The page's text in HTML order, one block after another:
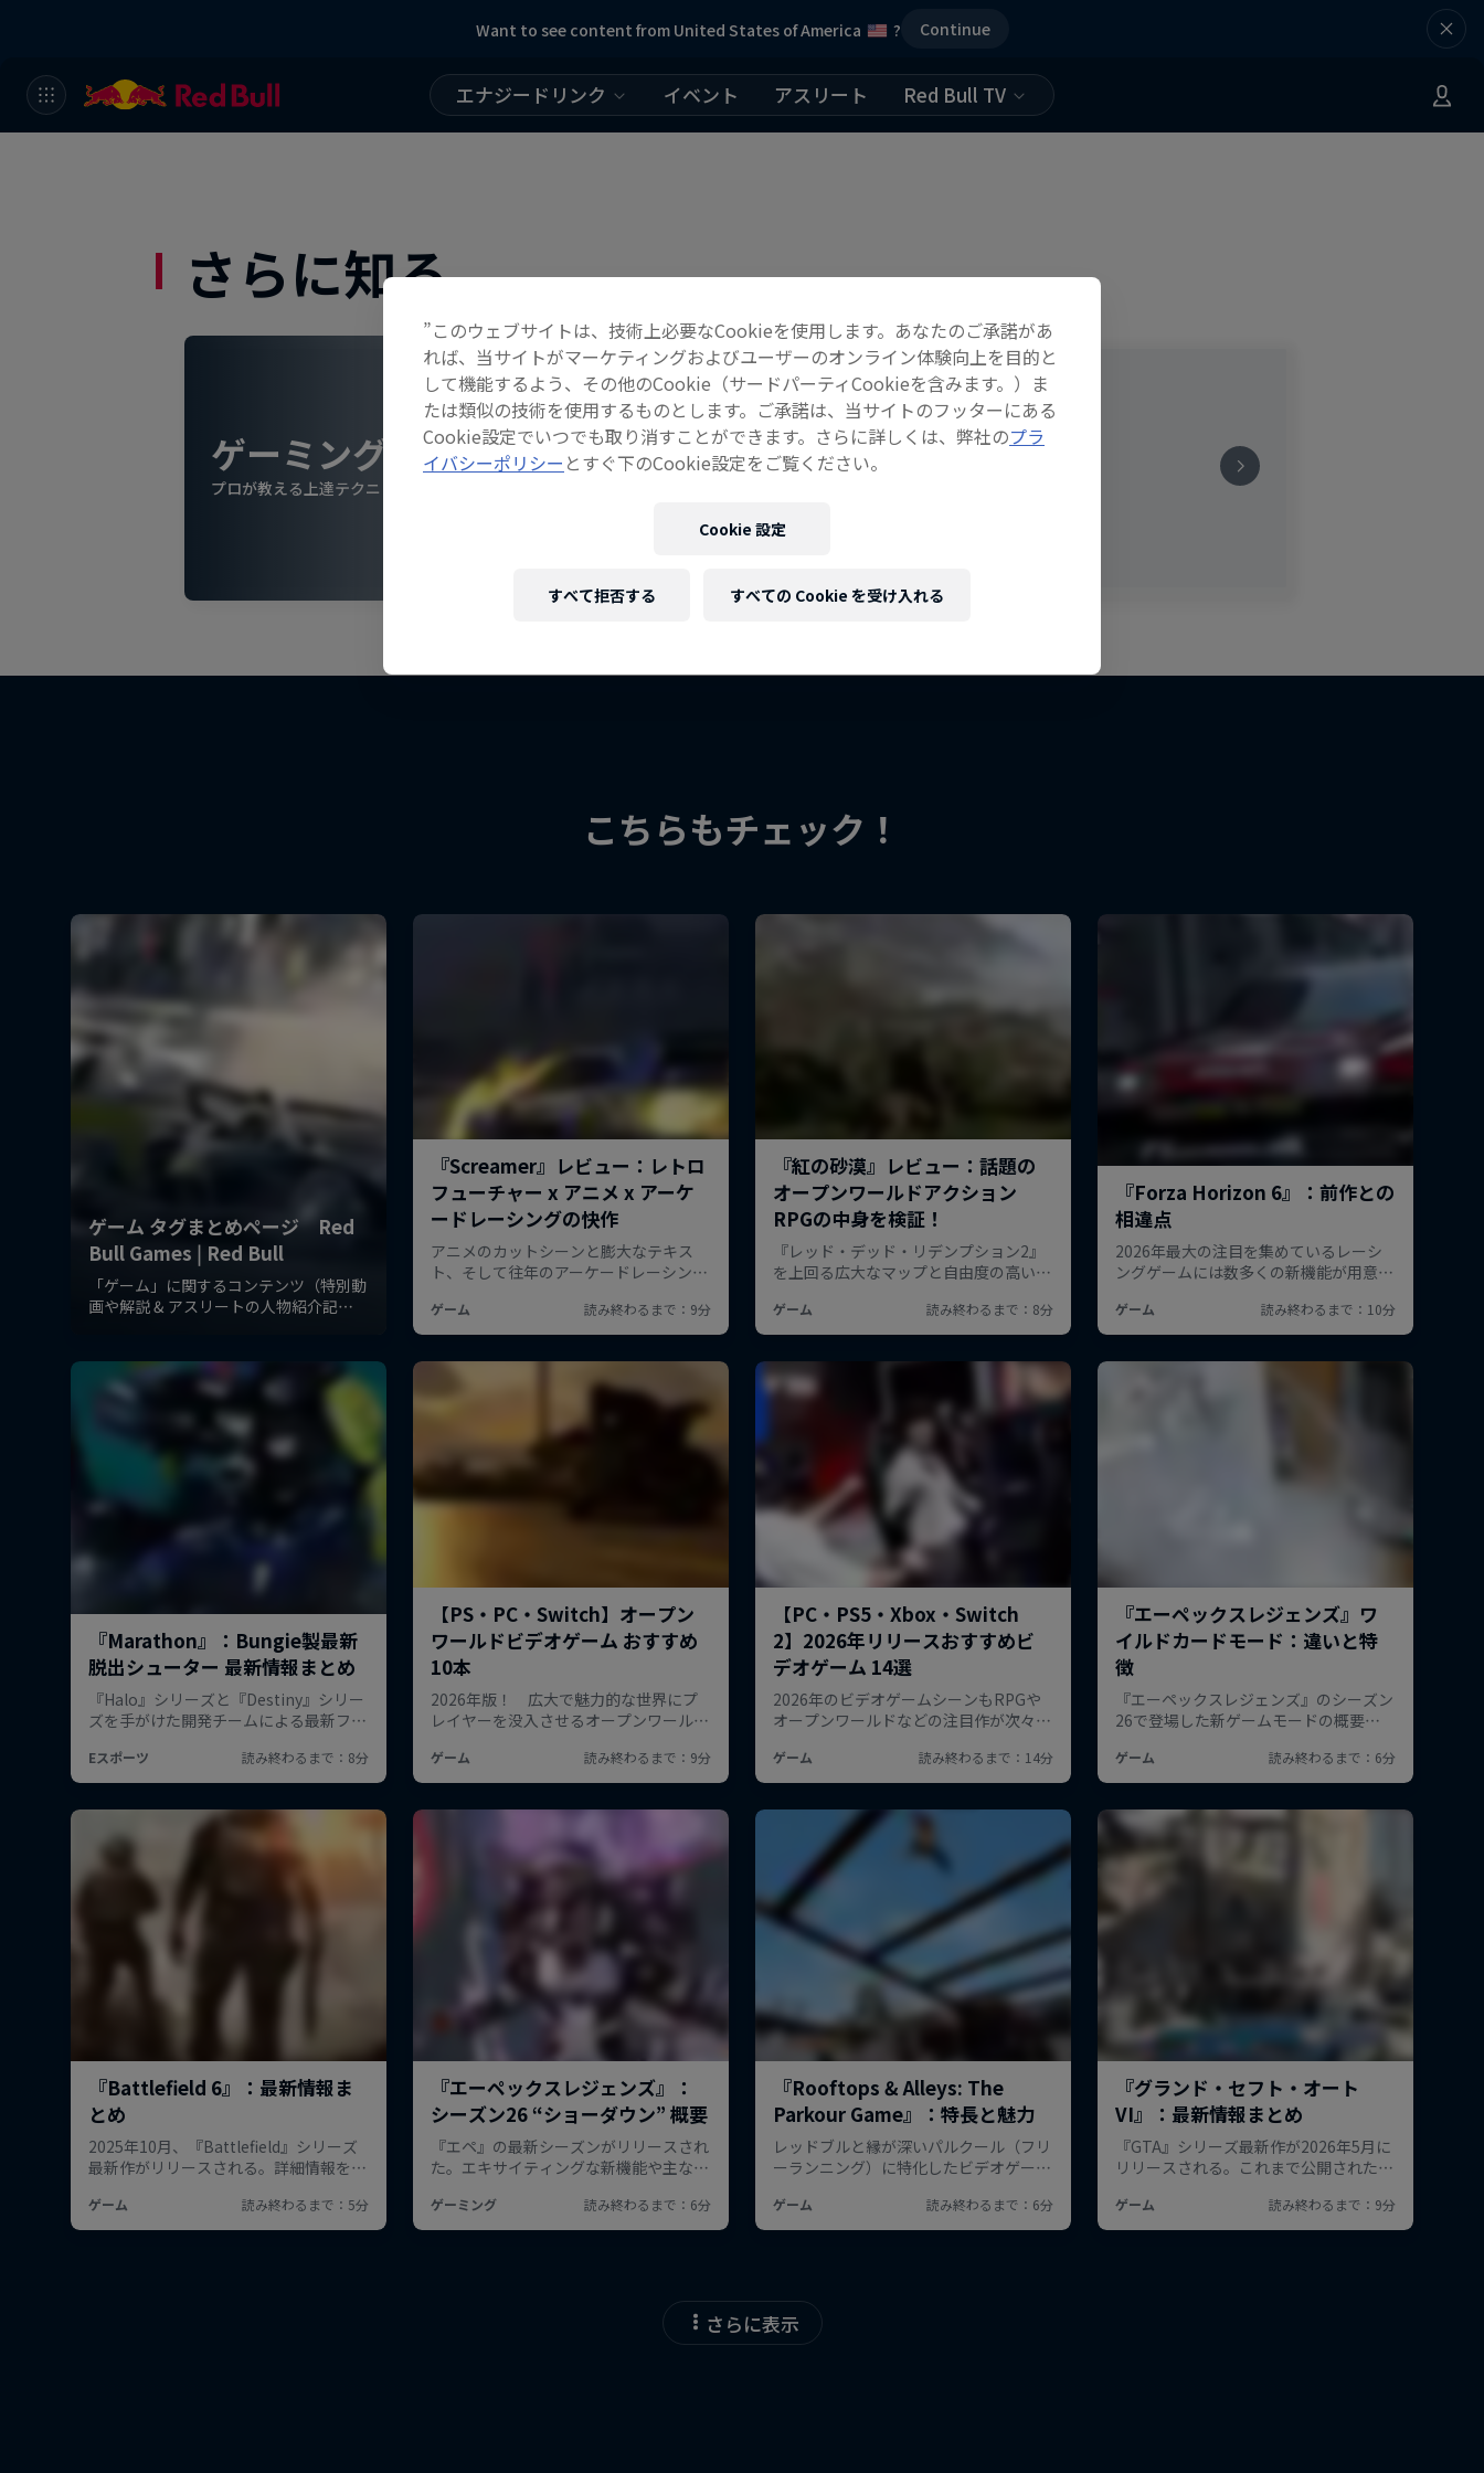
Want to see content from United States of America ? Continue
エナジードリンク イベント アスリート Red Bull TV
さらに知る
ゲーミング
プロが教える上達テクニックや最新のゲーム・eスポーツ情報を随時更新！すべてのゲー…
こちらもチェック！
さらに表示
”このウェブサイトは、技術上必要なCookieを使用します。あなたのご承諾があ
れば、当サイトがマーケティングおよびユーザーのオンライン体験向上を目的と
して機能するよう、その他のCookie（サードパーティCookieを含みます。）ま
たは類似の技術を使用するものとします。ご承諾は、当サイトのフッターにある
Cookie設定でいつでも取り消すことができます。さらに詳しくは、弊社のプラ
イバシーポリシー とすぐ下のCookie設定をご覧ください。
Cookie 設定
すべて拒否する すべての Cookie を受け入れる